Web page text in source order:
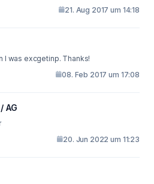
21. Aug 2017 um 14:18
I was excgetinp. Thanks!
08. Feb 2017 um 17:08
AG
20. Jun 2022 um 11:23